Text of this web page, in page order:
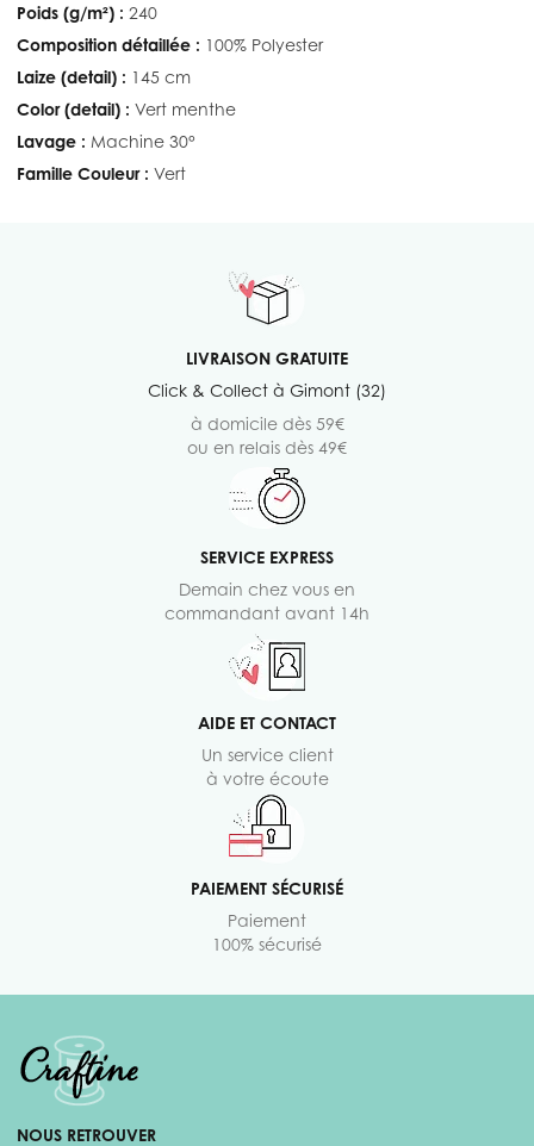
Poids (g/m²) : 240
Composition détaillée : 100% Polyester
Laize (detail) : 145 cm
Color (detail) : Vert menthe
Lavage : Machine 30°
Famille Couleur : Vert
LIVRAISON GRATUITE
Click & Collect à Gimont (32)
à domicile dès 59€
ou en relais dès 49€
SERVICE EXPRESS
Demain chez vous en
commandant avant 14h
AIDE ET CONTACT
Un service client
à votre écoute
PAIEMENT SÉCURISÉ
Paiement
100% sécurisé
NOUS RETROUVER